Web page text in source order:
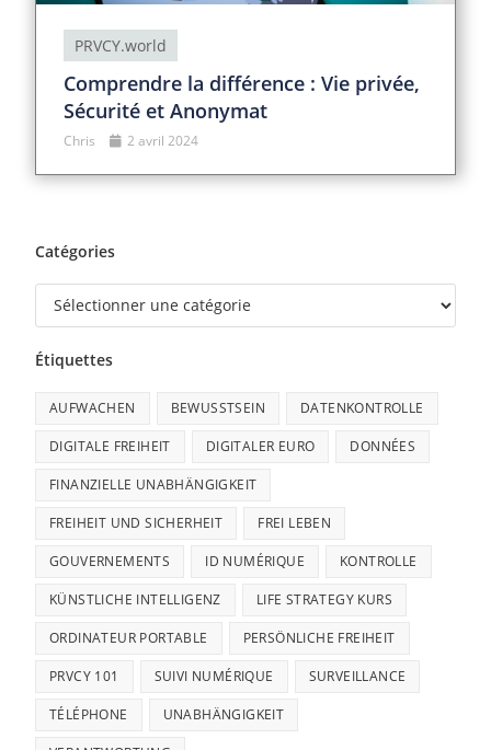
PRVCY.world
Comprendre la différence : Vie privée,
Sécurité et Anonymat
Chris 2 avril 2024
Catégories
Étiquettes
AUFWACHEN BEWUSSTSEIN DATENKONTROLLE
DIGITALE FREIHEIT DIGITALER EURO DONNÉES
FINANZIELLE UNABHÄNGIGKEIT
FREIHEIT UND SICHERHEIT FREI LEBEN
GOUVERNEMENTS ID NUMÉRIQUE KONTROLLE
KÜNSTLICHE INTELLIGENZ LIFE STRATEGY KURS
ORDINATEUR PORTABLE PERSÖNLICHE FREIHEIT
PRVCY 101 SUIVI NUMÉRIQUE SURVEILLANCE
TÉLÉPHONE UNABHÄNGIGKEIT